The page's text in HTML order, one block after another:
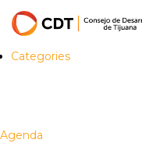
Calendar
Categories
Agenda